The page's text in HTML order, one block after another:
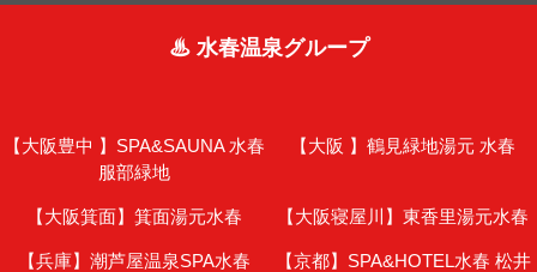
♨ 水春温泉グループ
【大阪豊中 】 SPA&SAUNA 水春
服部緑地
【大阪 】 鶴見緑地湯元 水春
【大阪箕面】 箕面湯元水春 【大阪寝屋川】 東香里湯元水春
【兵庫】 潮芦屋温泉SPA水春 【京都】 SPA&HOTEL水春 松井